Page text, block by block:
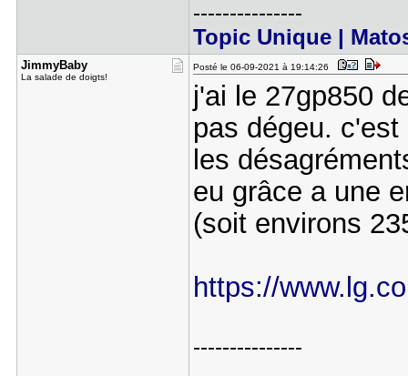
---------------
Topic Unique |
JimmyBaby
La salade de doigts!
Posté le 06-09-2021 à 19:14:26
j'ai le 27gp850
pas dégeu.
les
eu grâce a une
(soit environs
https://
---------------